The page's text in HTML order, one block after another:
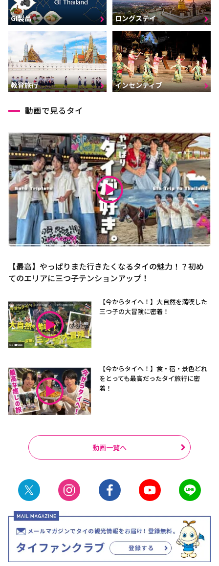
GI製品 ロングステイ
教育旅行 インセンティブ
動画で見るタイ
【最高】やっぱりまた行きたくなるタイの魅力！？初め
てのエリアに三つ子テンションアップ！
【今からタイへ！】大自然を満喫した
三つ子の大冒険に密着！
【今からタイへ！】食・宿・景色どれ
をとっても最高だったタイ旅行に密
着！
動画一覧へ